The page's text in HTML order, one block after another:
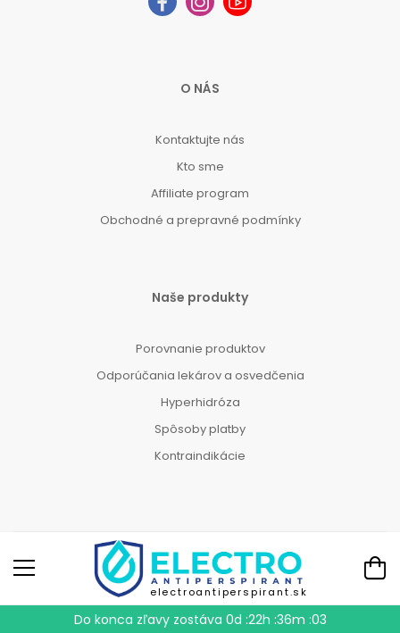
O NÁS
Kontaktujte nás
Kto sme
Affiliate program
Obchodné a prepravné podmínky
Naše produkty
Porovnanie produktov
Odporúčania lekárov a osvedčenia
Hyperhidróza
Spôsoby platby
Kontraindikácie
electroantiperspirant.sk
Do konca zľavy zostáva 0d :22h :36m :02